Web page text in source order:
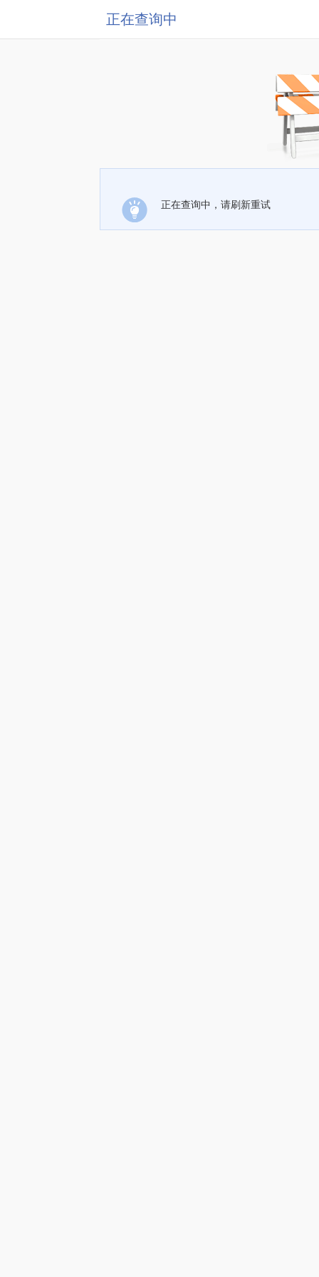
正在查询中
正在查询中，请刷新重试